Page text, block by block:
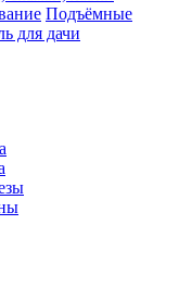
Подъёмные
для дачи